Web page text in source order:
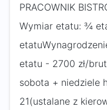
PRACOWNIK
Wymiar etatu: ¾
etatu - 2700 zł/
sobota + niedziele
21(ustalane z